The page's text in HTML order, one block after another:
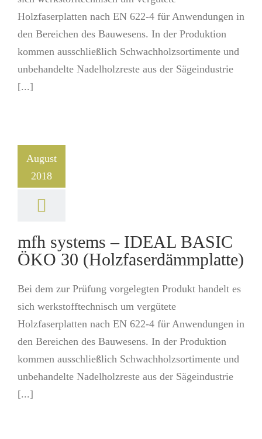
Holzfaserplatten nach EN 622-4 für Anwendungen in
den Bereichen des Bauwesens. In der Produktion
kommen ausschließlich Schwachholzsortimente und
unbehandelte Nadelholzreste aus der Sägeindustrie
[...]
August
2018
mfh systems – IDEAL BASIC
ÖKO 30 (Holzfaserdämmplatte)
Bei dem zur Prüfung vorgelegten Produkt handelt es
sich werkstofftechnisch um vergütete
Holzfaserplatten nach EN 622-4 für Anwendungen in
den Bereichen des Bauwesens. In der Produktion
kommen ausschließlich Schwachholzsortimente und
unbehandelte Nadelholzreste aus der Sägeindustrie
[...]